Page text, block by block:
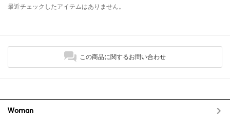
最近チェックしたアイテムはありません。
この商品に関するお問い合わせ
Woman